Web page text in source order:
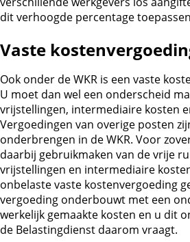
dit verhoogde percentage
Vaste
Ook onder de WKR is een vaste
U moet dan wel een onderscheid
vrijstellingen, intermediaire kosten
Vergoedingen van overige posten
onderbrengen in de WKR. Voor
daarbij gebruikmaken van de vrije
vrijstellingen en intermediaire
onbelaste vaste kostenvergoeding
vergoeding onderbouwt met een
werkelijk gemaakte kosten en u dit
de Belastingdienst daarom vraagt.